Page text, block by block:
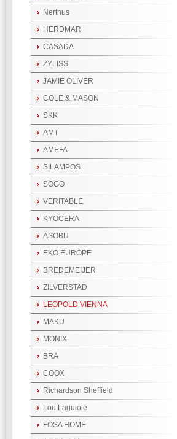
Nerthus
HERDMAR
CASADA
ZYLISS
JAMIE OLIVER
COLE & MASON
SKK
AMT
AMEFA
SILAMPOS
SOGO
VERITABLE
KYOCERA
ASOBU
EKO EUROPE
BREDEMEIJER
ZILVERSTAD
LEOPOLD VIENNA
MAKU
MONIX
BRA
COOX
Richardson Sheffield
Lou Laguiole
FOSA HOME